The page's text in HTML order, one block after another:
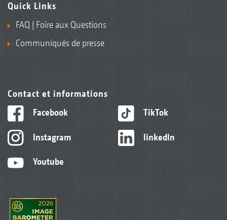
Quick Links
FAQ | Foire aux Questions
Communiqués de presse
Contact et informations
Facebook
Instagram
Youtube
TikTok
linkedIn